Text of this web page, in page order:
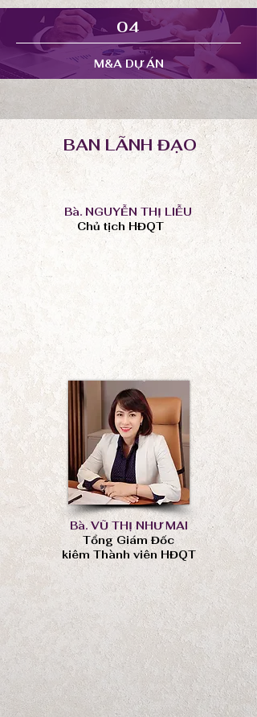
04
M&A DỰ ÁN
BAN LÃNH ĐẠO
Bà. NGUYỄN THỊ LIỄU
Chủ tịch HĐQT
Bà. VŨ THỊ NHƯ MAI
Tổng Giám Đốc
kiêm Thành viên HĐQT